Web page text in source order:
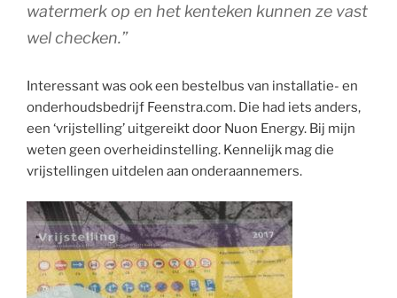
watermerk op en het kenteken kunnen ze vast
wel checken.”
Interessant was ook een bestelbus van installatie- en
onderhoudsbedrijf Feenstra.com. Die had iets anders,
een ‘vrijstelling’ uitgereikt door Nuon Energy. Bij mijn
weten geen overheidinstelling. Kennelijk mag die
vrijstellingen uitdelen aan onderaannemers.